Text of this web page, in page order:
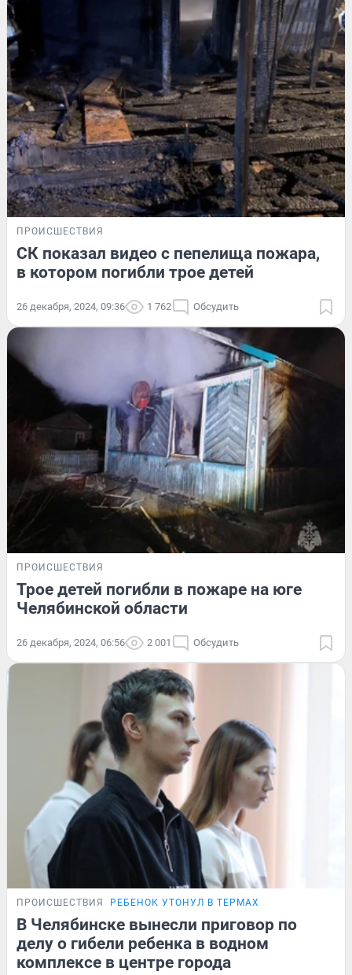
ПРОИСШЕСТВИЯ
СК показал видео с пепелища пожара,
в котором погибли трое детей
26 декабря, 2024, 09:36 1 762 Обсудить
ПРОИСШЕСТВИЯ
Трое детей погибли в пожаре на юге
Челябинской области
26 декабря, 2024, 06:56 2 001 Обсудить
ПРОИСШЕСТВИЯ РЕБЕНОК УТОНУЛ В ТЕРМАХ
В Челябинске вынесли приговор по
делу о гибели ребенка в водном
комплексе в центре города